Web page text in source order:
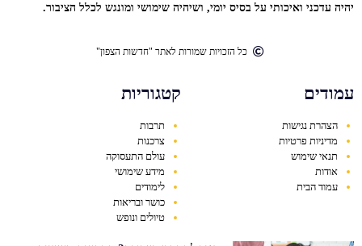
יהיה עדכני ואיכותי על בסיס יומי, ושיהיה שימושי ומונגש לכלל הציבור.
כל הזכויות שמורות לאתר "חדשות הצפון"
עמודים
הצהרת נגישות
מדיניות פרטיות
תנאי שימוש
אודות
עמוד הבית
קטגוריות
תרבות
צרכנות
עולם התעסוקה
מידע שימושי
לימודים
כושר ובריאות
טיולים ונופש